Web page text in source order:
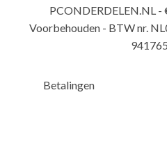
PCONDERDELEN.NL
Voorbehouden - BTW nr.
Betalingen